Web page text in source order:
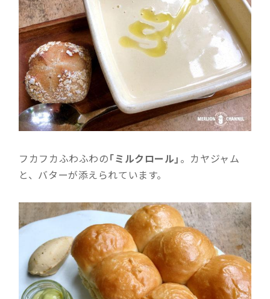
フカフカふわふわの「ミルクロール」 。カヤジャム
と、バターが添えられています。